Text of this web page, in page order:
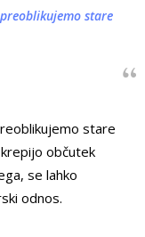
stare
stare
občutek
se lahko
odnos.